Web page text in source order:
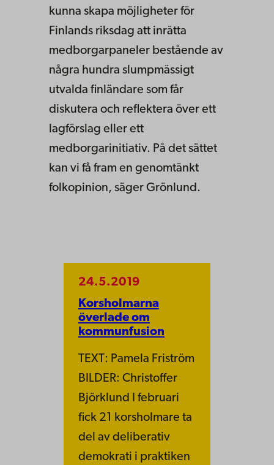
kunna skapa möjligheter för
Finlands riksdag att inrätta
medborgarpaneler bestående av
några hundra slumpmässigt
utvalda finländare som får
diskutera och reflektera över ett
lagförslag eller ett
medborgarinitiativ. På det sät­tet
kan vi få fram en genomtänkt
folkopinion, säger Grönlund.
24.5.2019
Korsholmarna
överlade om
kommunfusion
TEXT: Pamela Friström
BILDER: Christoffer
Björklund I februari
fick 21 korsholmare ta
del av deliberativ
demokrati i praktiken